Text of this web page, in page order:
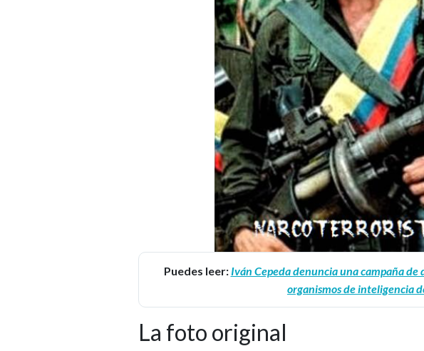
Puedes leer: Iván Cepeda denuncia una campaña
organismos de inteligencia
La foto original